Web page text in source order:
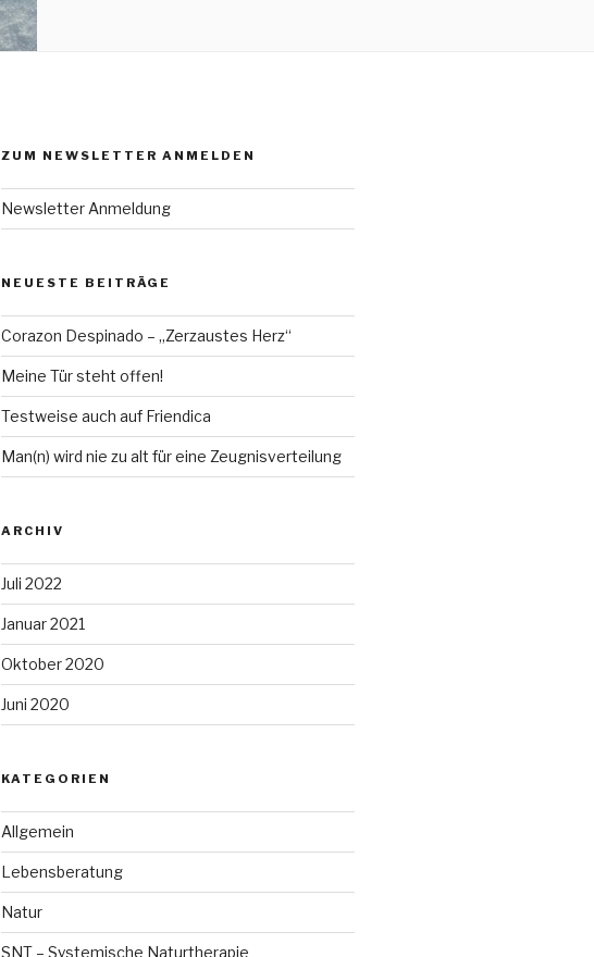
ZUM NEWSLETTER ANMELDEN
Newsletter Anmeldung
NEUESTE BEITRÄGE
Corazon Despinado – „Zerzaustes Herz“
Meine Tür steht offen!
Testweise auch auf Friendica
Man(n) wird nie zu alt für eine Zeugnisverteilung
ARCHIV
Juli 2022
Januar 2021
Oktober 2020
Juni 2020
KATEGORIEN
Allgemein
Lebensberatung
Natur
SNT – Systemische Naturtherapie